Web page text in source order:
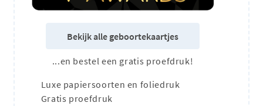
Bekijk alle geboortekaartjes
...en bestel een gratis proefdruk!
Luxe papiersoorten en foliedruk
Gratis proefdruk